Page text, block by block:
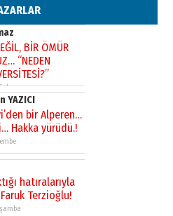
BİR ÖMÜR
“NEDEN
YAZICI
bir Alperen…
Hakka yürüdü.!
hatıralarıyla
Terzioğlu!